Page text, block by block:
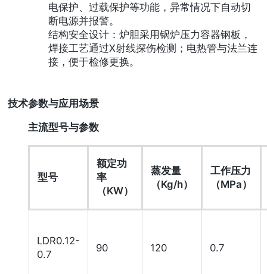
电保护、过载保护等功能，异常情况下自动切
断电源并报警。
结构安全设计：炉胆采用锅炉压力容器钢板，
焊接工艺通过X射线探伤检测；电热管与法兰连
接，便于检修更换。
技术参数与应用场景
主流型号与参数
型号
额定功
率
（KW）
蒸发量
（Kg/h）
工作压力
（MPa）
LDR0.12-
0.7
90 120 0.7